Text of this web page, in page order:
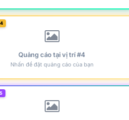
Quảng cáo tại vị trí #4
Nhấn để đặt quảng cáo của bạn